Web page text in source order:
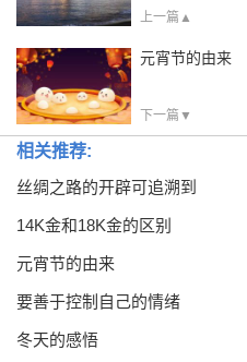
上一篇▲
元宵节的由来
下一篇▼
相关推荐:
丝绸之路的开辟可追溯到
14K金和18K金的区别
元宵节的由来
要善于控制自己的情绪
冬天的感悟